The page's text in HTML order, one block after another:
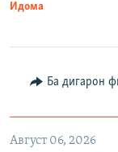
Идома
Ба дигарон
Август 06, 2026